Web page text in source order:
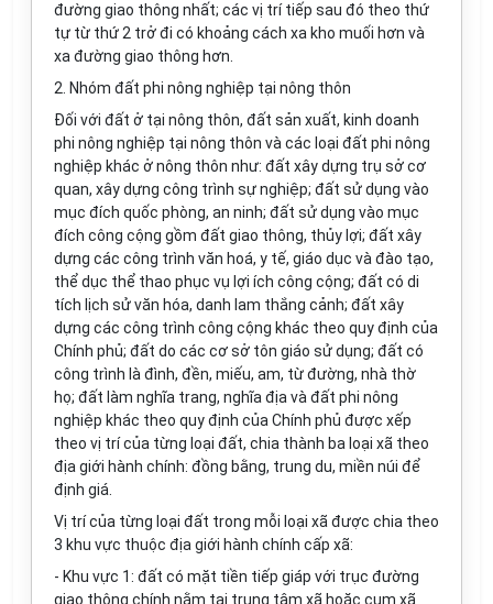
đường giao thông nhất; các vị trí tiếp sau đó theo thứ
tự từ thứ 2 trở đi có khoảng cách xa kho muối hơn và
xa đường giao thông hơn.
2. Nhóm đất phi nông nghiệp tại nông thôn
Đối với đất ở tại nông thôn, đất sản xuất, kinh doanh
phi nông nghiệp tại nông thôn và các loại đất phi nông
nghiệp khác ở nông thôn như: đất xây dựng trụ sở cơ
quan, xây dựng công trình sự nghiệp; đất sử dụng vào
mục đích quốc phòng, an ninh; đất sử dụng vào mục
đích công cộng gồm đất giao thông, thủy lợi; đất xây
dựng các công trình văn hoá, y tế, giáo dục và đào tạo,
thể dục thể thao phục vụ lợi ích công cộng; đất có di
tích lịch sử văn hóa, danh lam thắng cảnh; đất xây
dựng các công trình công cộng khác theo quy định của
Chính phủ; đất do các cơ sở tôn giáo sử dụng; đất có
công trình là đình, đền, miếu, am, từ đường, nhà thờ
họ; đất làm nghĩa trang, nghĩa địa và đất phi nông
nghiệp khác theo quy định của Chính phủ được xếp
theo vị trí của từng loại đất, chia thành ba loại xã theo
địa giới hành chính: đồng bằng, trung du, miền núi để
định giá.
Vị trí của từng loại đất trong mỗi loại xã được chia theo
3 khu vực thuộc địa giới hành chính cấp xã:
- Khu vực 1: đất có mặt tiền tiếp giáp với trục đường
giao thông chính nằm tại trung tâm xã hoặc cụm xã